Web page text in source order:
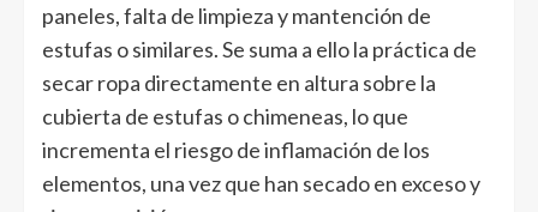
paneles, falta de limpieza y mantención de
estufas o similares. Se suma a ello la práctica de
secar ropa directamente en altura sobre la
cubierta de estufas o chimeneas, lo que
incrementa el riesgo de inflamación de los
elementos, una vez que han secado en exceso y